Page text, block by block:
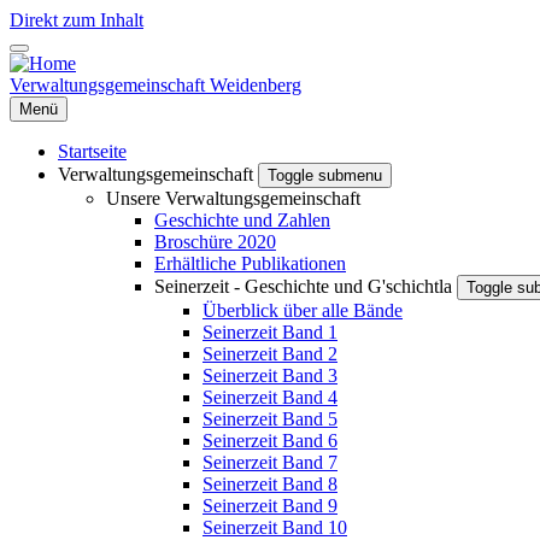
Direkt zum Inhalt
Verwaltungsgemeinschaft Weidenberg
Menü
Startseite
Verwaltungsgemeinschaft
Toggle submenu
Unsere Verwaltungsgemeinschaft
Geschichte und Zahlen
Broschüre 2020
Erhältliche Publikationen
Seinerzeit - Geschichte und G'schichtla
Toggle
Überblick über alle Bände
Seinerzeit Band 1
Seinerzeit Band 2
Seinerzeit Band 3
Seinerzeit Band 4
Seinerzeit Band 5
Seinerzeit Band 6
Seinerzeit Band 7
Seinerzeit Band 8
Seinerzeit Band 9
Seinerzeit Band 10